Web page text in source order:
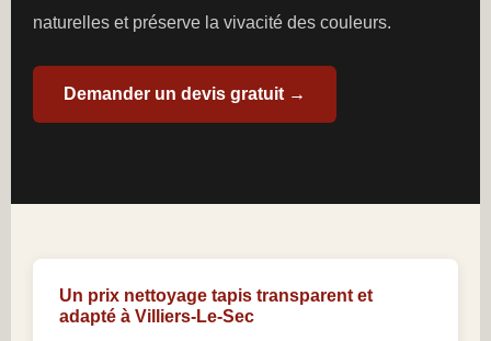
naturelles et préserve la vivacité des couleurs.
Demander un devis gratuit →
Un prix nettoyage tapis transparent et
adapté à Villiers-Le-Sec